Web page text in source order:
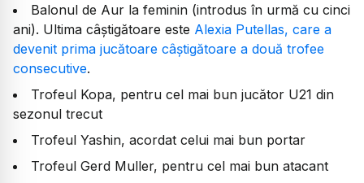
Balonul de Aur la feminin (introdus în urmă cu cinci
ani). Ultima câștigătoare este Alexia Putellas, care a
devenit prima jucătoare câștigătoare a două trofee
consecutive.
Trofeul Kopa, pentru cel mai bun jucător U21 din
sezonul trecut
Trofeul Yashin, acordat celui mai bun portar
Trofeul Gerd Muller, pentru cel mai bun atacant